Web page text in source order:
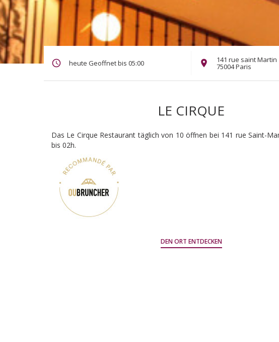
heute Geoffnet bis 05:00 141 rue saint Martin
75004 Paris((öffnet
LE CIRQUE
Das Le Cirque Restaurant täglich von 10 öffnen bei 141 rue Saint-
bis 02h.
DEN ORT ENTDECKEN